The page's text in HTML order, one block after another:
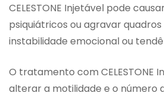
CELESTONE Injetável pode
psiquiátricos ou agravar
instabilidade emocional ou
O tratamento com CELESTONE
alterar a motilidade e o número